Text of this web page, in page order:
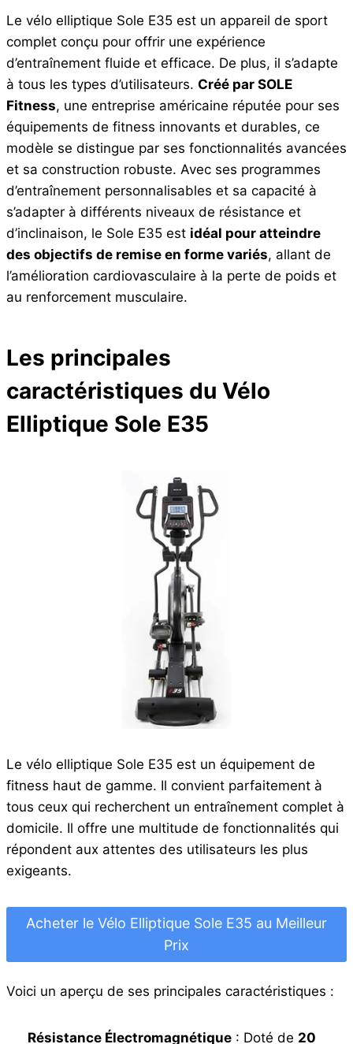
Le vélo elliptique Sole E35 est un appareil de sport
complet conçu pour offrir une expérience
d’entraînement fluide et efficace. De plus, il s’adapte
à tous les types d’utilisateurs. Créé par SOLE
Fitness, une entreprise américaine réputée pour ses
équipements de fitness innovants et durables, ce
modèle se distingue par ses fonctionnalités avancées
et sa construction robuste. Avec ses programmes
d’entraînement personnalisables et sa capacité à
s’adapter à différents niveaux de résistance et
d’inclinaison, le Sole E35 est idéal pour atteindre
des objectifs de remise en forme variés, allant de
l’amélioration cardiovasculaire à la perte de poids et
au renforcement musculaire.
Les principales
caractéristiques du Vélo
Elliptique Sole E35
Le vélo elliptique Sole E35 est un équipement de
fitness haut de gamme. Il convient parfaitement à
tous ceux qui recherchent un entraînement complet à
domicile. Il offre une multitude de fonctionnalités qui
répondent aux attentes des utilisateurs les plus
exigeants.
Acheter le Vélo Elliptique Sole E35 au Meilleur
Prix
Voici un aperçu de ses principales caractéristiques :
Résistance Électromagnétique : Doté de 20